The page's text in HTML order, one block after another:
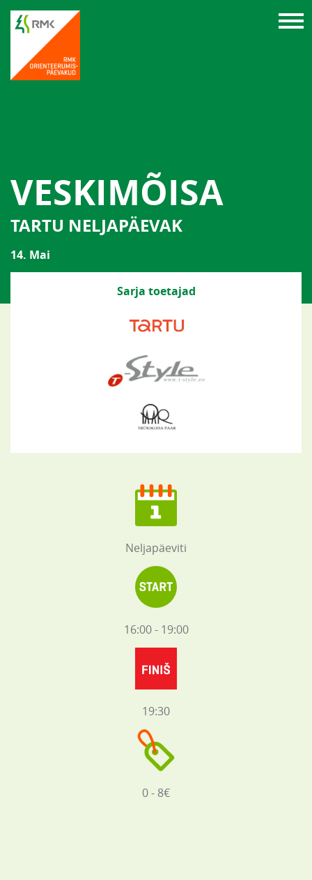
VESKIMÕISA
TARTU NELJAPÄEVAK
14. Mai
Sarja toetajad
Neljapäeviti
16:00 - 19:00
19:30
0 - 8€